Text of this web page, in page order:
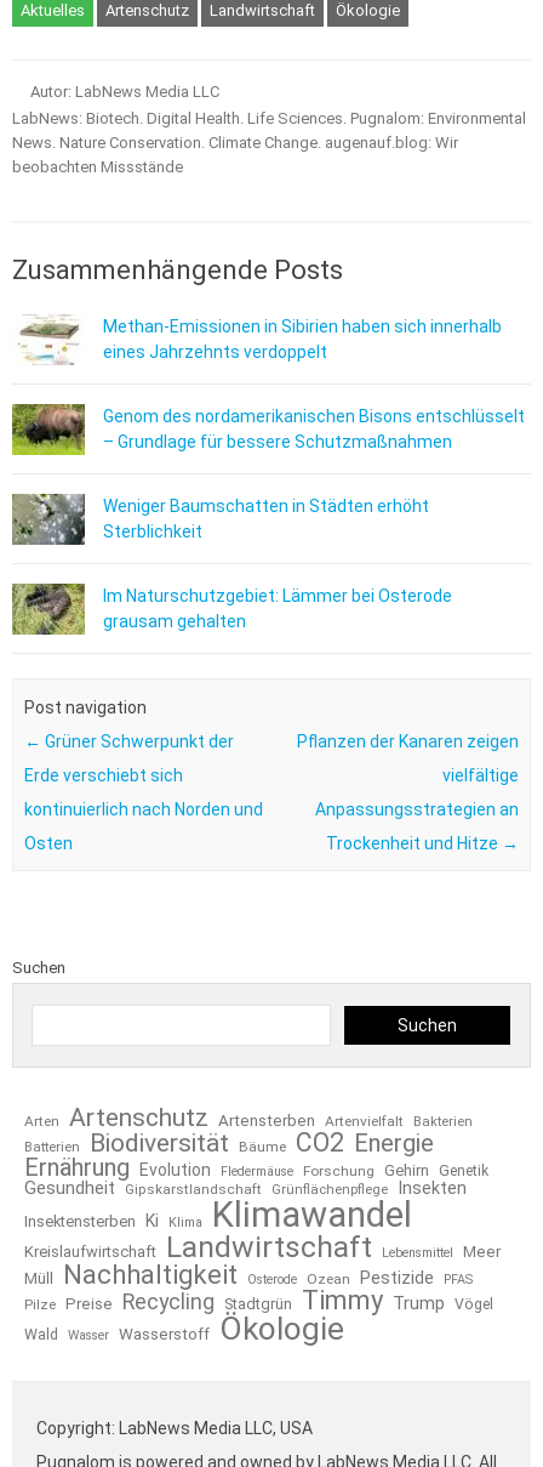
Aktuelles Artenschutz Landwirtschaft Ökologie
Autor: LabNews Media LLC
LabNews: Biotech. Digital Health. Life Sciences. Pugnalom: Environmental
News. Nature Conservation. Climate Change. augenauf.blog: Wir
beobachten Missstände
Zusammenhängende Posts
Methan-Emissionen in Sibirien haben sich innerhalb
eines Jahrzehnts verdoppelt
Genom des nordamerikanischen Bisons entschlüsselt
– Grundlage für bessere Schutzmaßnahmen
Weniger Baumschatten in Städten erhöht
Sterblichkeit
Im Naturschutzgebiet: Lämmer bei Osterode
grausam gehalten
Post navigation
← Grüner Schwerpunkt der
Erde verschiebt sich
kontinuierlich nach Norden und
Osten
Pflanzen der Kanaren zeigen
vielfältige
Anpassungsstrategien an
Trockenheit und Hitze →
Suchen
Suchen
Arten Artenschutz Artensterben Artenvielfalt
Bakterien
Batterien
Biodiversität Bäume CO2 Energie
Ernährung
Evolution Fledermäuse Forschung Gehirn Genetik
Gesundheit Gipskarstlandschaft Grünflächenpflege Insekten
Insektensterben Ki Klima Klimawandel
Kreislaufwirtschaft Landwirtschaft Lebensmittel
Meer
Müll
Nachhaltigkeit Osterode Ozean Pestizide PFAS
Pilze Preise Recycling Stadtgrün Timmy Trump
Vögel
Wald
Wasser Wasserstoff Ökologie
Copyright: LabNews Media LLC, USA
Pugnalom is powered and owned by LabNews Media LLC. All